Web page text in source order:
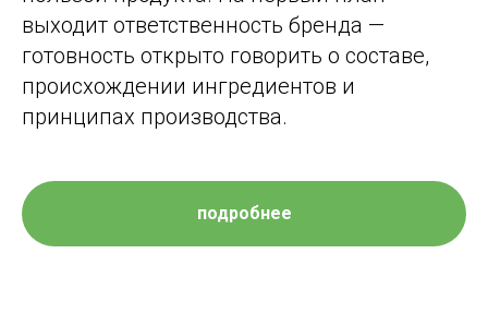
выходит ответственность бренда —
готовность открыто говорить о составе,
происхождении ингредиентов и
принципах производства.
подробнее